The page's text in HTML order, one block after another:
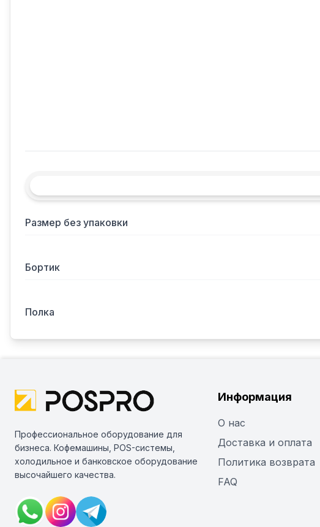
Размер без упаковки
Бортик
Полка
Профессиональное оборудование для
бизнеса. Кофемашины, POS-системы,
холодильное и банковское оборудование
высочайшего качества.
Информация
О нас
Доставка и оплата
Политика возврата
FAQ